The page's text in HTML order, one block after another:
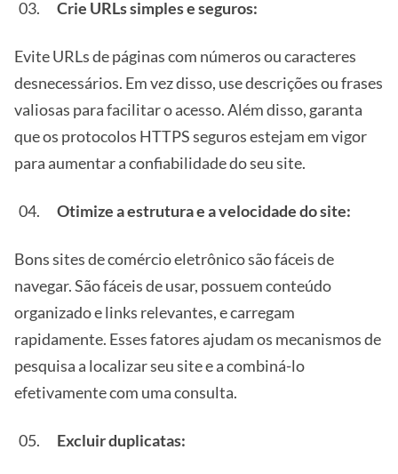
Crie URLs simples e seguros:
Evite URLs de páginas com números ou caracteres
desnecessários. Em vez disso, use descrições ou frases
valiosas para facilitar o acesso. Além disso, garanta
que os protocolos HTTPS seguros estejam em vigor
para aumentar a confiabilidade do seu site.
Otimize a estrutura e a velocidade do site:
Bons sites de comércio eletrônico são fáceis de
navegar. São fáceis de usar, possuem conteúdo
organizado e links relevantes, e carregam
rapidamente. Esses fatores ajudam os mecanismos de
pesquisa a localizar seu site e a combiná-lo
efetivamente com uma consulta.
Excluir duplicatas: